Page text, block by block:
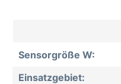
Sensorgröße W:
Einsatzgebiet: